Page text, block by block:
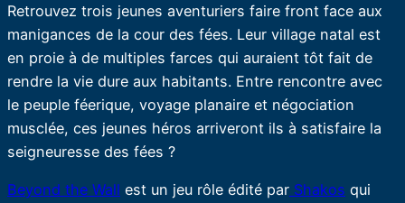
Retrouvez trois jeunes aventuriers faire front face aux
manigances de la cour des fées. Leur village natal est
en proie à de multiples farces qui auraient tôt fait de
rendre la vie dure aux habitants. Entre rencontre avec
le peuple féerique, voyage planaire et négociation
musclée, ces jeunes héros arriveront ils à satisfaire la
seigneuresse des fées ?
Beyond the Wall est un jeu rôle édité par Shakos qui